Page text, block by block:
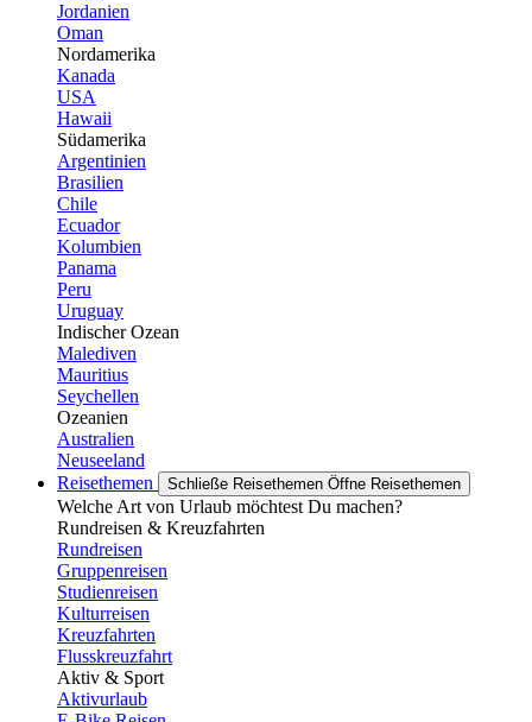
Jordanien
Oman
Nordamerika
Kanada
USA
Hawaii
Südamerika
Argentinien
Brasilien
Chile
Ecuador
Kolumbien
Panama
Peru
Uruguay
Indischer Ozean
Malediven
Mauritius
Seychellen
Ozeanien
Australien
Neuseeland
Reisethemen
Schließe Reisethemen Öffne Reisethemen
Welche Art von Urlaub möchtest Du machen?
Rundreisen & Kreuzfahrten
Rundreisen
Gruppenreisen
Studienreisen
Kulturreisen
Kreuzfahrten
Flusskreuzfahrt
Aktiv & Sport
Aktivurlaub